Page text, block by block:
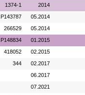
1374-1 2014
P143787 05.2014
266529 05.2014
P148834 01.2015
418052 02.2015
344 02.2017
06.2017
07.2021